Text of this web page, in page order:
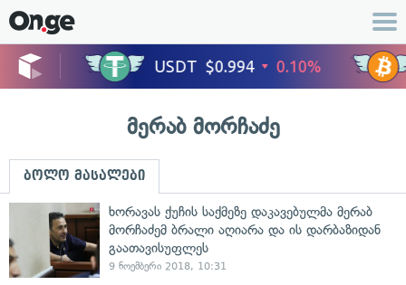
მერაბ მორჩაძე
ბოლო მასალები
ხორავას ქუჩის საქმეზე დაკავებულმა მერაბ
მორჩაძემ ბრალი აღიარა და ის დარბაზიდან
გაათავისუფლეს
9 ნოემბერი 2018, 10:31